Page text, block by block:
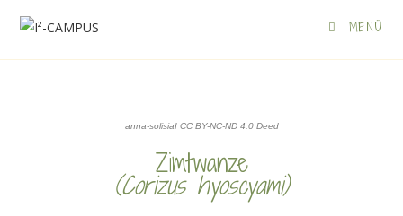
MENÜ
anna-solisiaI CC BY-NC-ND 4.0 Deed
Zimtwanze
(Corizus hyoscyami)